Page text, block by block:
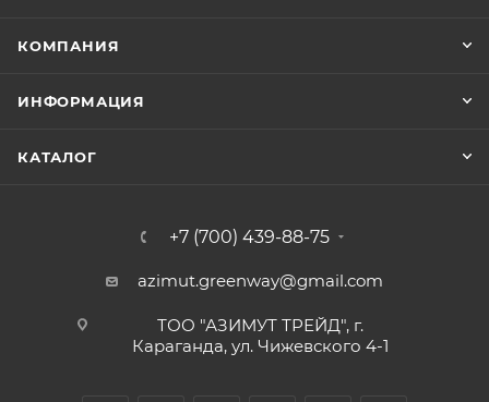
КОМПАНИЯ
ИНФОРМАЦИЯ
КАТАЛОГ
+7 (700) 439-88-75
azimut.greenway@gmail.com
ТОО "АЗИМУТ ТРЕЙД", г.
Караганда, ул. Чижевского 4-1